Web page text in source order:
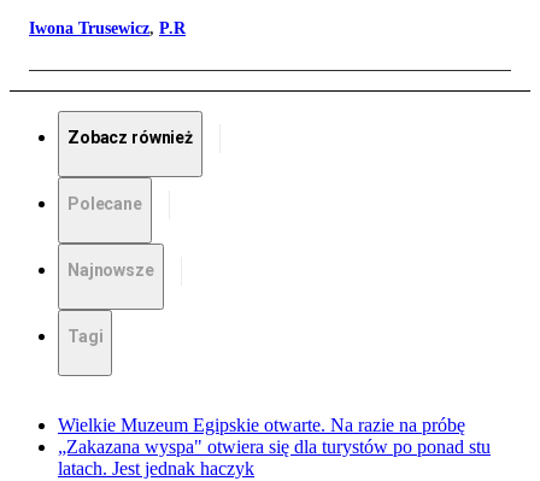
Iwona Trusewicz, P.R
Zobacz również
Polecane
Najnowsze
Tagi
Wielkie Muzeum Egipskie otwarte. Na razie na próbę
„Zakazana wyspa" otwiera się dla turystów po ponad stu
latach. Jest jednak haczyk